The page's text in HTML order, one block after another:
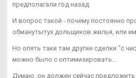
предполагали год назад.
И вопрос такой - почему постоянно
обманутытух дольщиков жилья, или
Но опять таки там другие сделки "с
можно было с оптимизировать...
Думаю, он должен сейчас